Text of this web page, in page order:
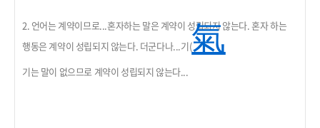
2. 언어는 계약이므로...혼자하는 말은 계약이 성립되지 않는다. 혼자 하는
행동은 계약이 성립되지 않는다. 더군다나...기(氣
기는 말이 없으므로 계약이 성립되지 않는다...